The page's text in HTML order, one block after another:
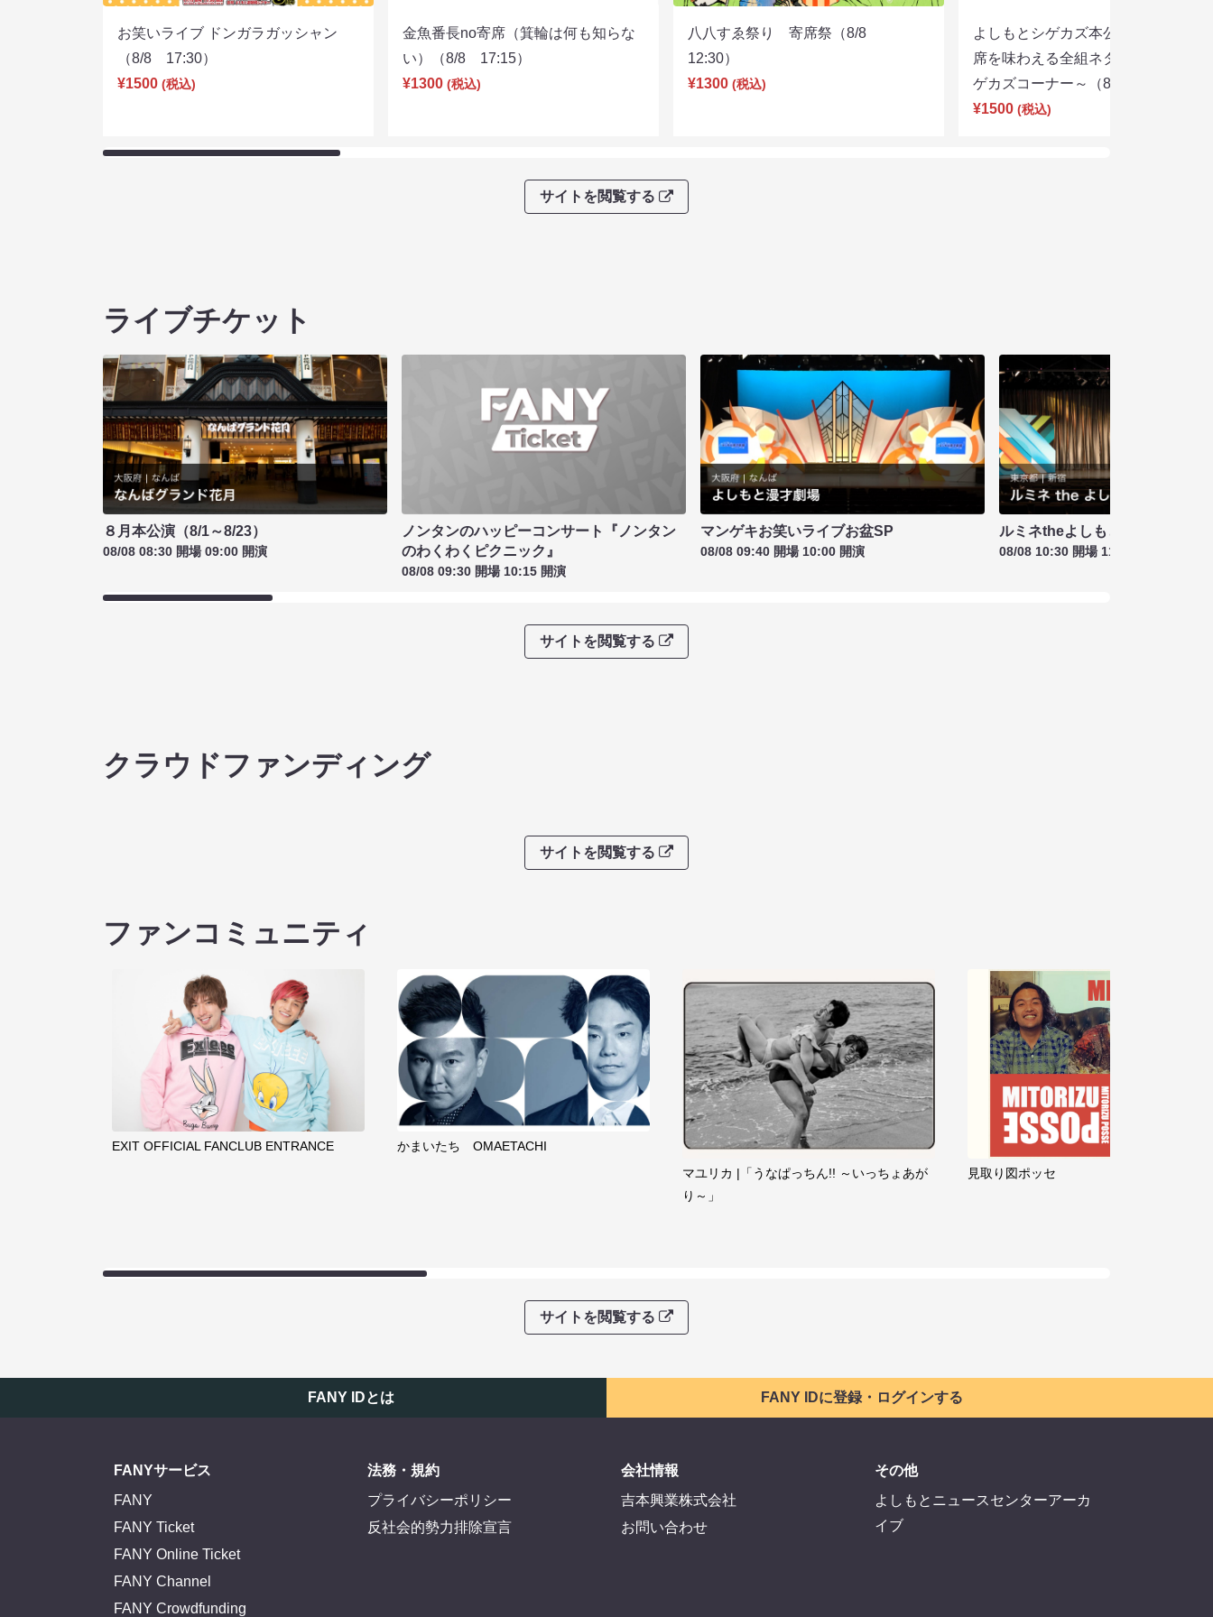
お笑いライブ ドンガラガッシャン
（8/8 17:30）
¥1500 (税込)
金魚番長no寄席（箕輪は何も知らな
い）（8/8 17:15）
¥1300 (税込)
八八すゑ祭り 寄席祭（8/8
12:30）
¥1300 (税込)
よしもとシゲカズ本公演～本気の寄
席を味わえる全組ネタと大阪名物シ
ゲカズコーナー～（8/8 13:30）
¥1500 (税込)
サイトを閲覧する
ライブチケット
８月本公演（8/1～8/23）
08/08 08:30 開場 09:00 開演
ノンタンのハッピーコンサート『ノンタン
のわくわくピクニック』
08/08 09:30 開場 10:15 開演
マンゲキお笑いライブお盆SP
08/08 09:40 開場 10:00 開演
ルミネtheよしもと お盆特別興行
08/08 10:30 開場 11:00 開演
サイトを閲覧する
クラウドファンディング
サイトを閲覧する
ファンコミュニティ
EXIT OFFICIAL FANCLUB ENTRANCE
かまいたち OMAETACHI
マユリカ |「うなぱっちん!! ～いっちょあが
り～」
見取り図ポッセ
サイトを閲覧する
FANY IDとは FANY IDに登録・ログインする
FANYサービス
FANY
FANY Ticket
FANY Online Ticket
FANY Channel
FANY Crowdfunding
法務・規約
プライバシーポリシー
反社会的勢力排除宣言
会社情報
吉本興業株式会社
お問い合わせ
その他
よしもとニュースセンターアーカ
イブ